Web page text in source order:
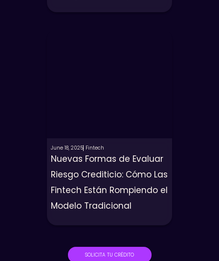
June 18, 2025 Fintech
Nuevas Formas de Evaluar
Riesgo Crediticio: Cómo Las
Fintech Están Rompiendo el
Modelo Tradicional
SOLICITA TU CRÉDITO